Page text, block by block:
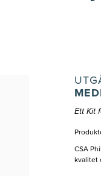
Ett Kit
CSA
kvalitet